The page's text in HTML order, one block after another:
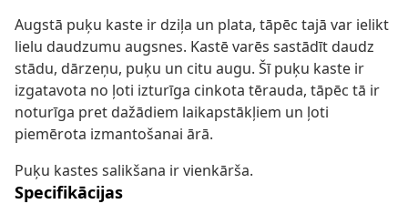
Augstā puķu kaste ir dziļa un plata, tāpēc tajā var ielikt
lielu daudzumu augsnes. Kastē varēs sastādīt daudz
stādu, dārzeņu, puķu un citu augu. Šī puķu kaste ir
izgatavota no ļoti izturīga cinkota tērauda, tāpēc tā ir
noturīga pret dažādiem laikapstākļiem un ļoti
piemērota izmantošanai ārā.
Puķu kastes salikšana ir vienkārša.
Specifikācijas